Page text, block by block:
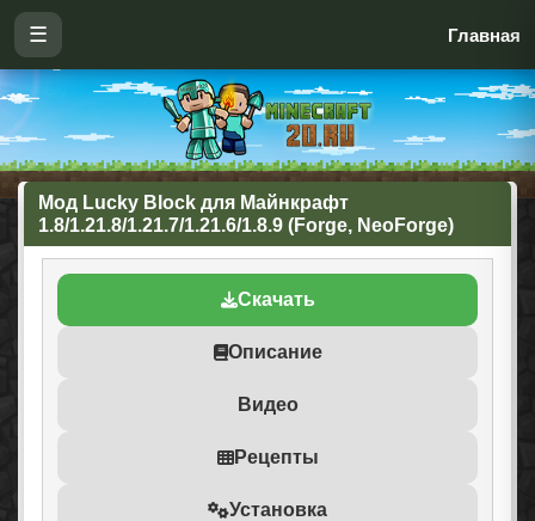
☰ Главная
Мод Lucky Block для Майнкрафт
1.8/1.21.8/1.21.7/1.21.6/1.8.9 (Forge, NeoForge)
Скачать
Описание
Видео
Рецепты
Установка